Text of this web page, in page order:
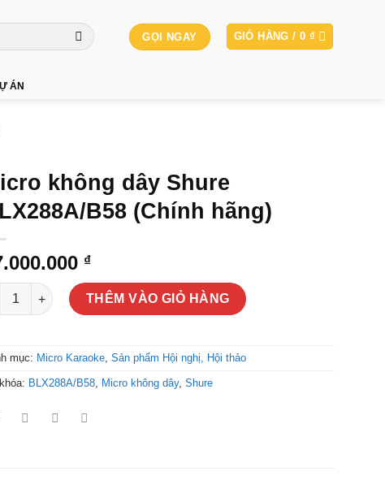
GỌI NGAY GIỎ HÀNG / 0 ₫
ÁN
không dây Shure
B58 (Chính hãng)
₫
không dây Shure BLX288A/B58 (Chính hãng) số lượng
THÊM VÀO GIỎ HÀNG
mục: Micro Karaoke, Sản phẩm Hội nghị, Hội thảo
BLX288A/B58, Micro không dây, Shure